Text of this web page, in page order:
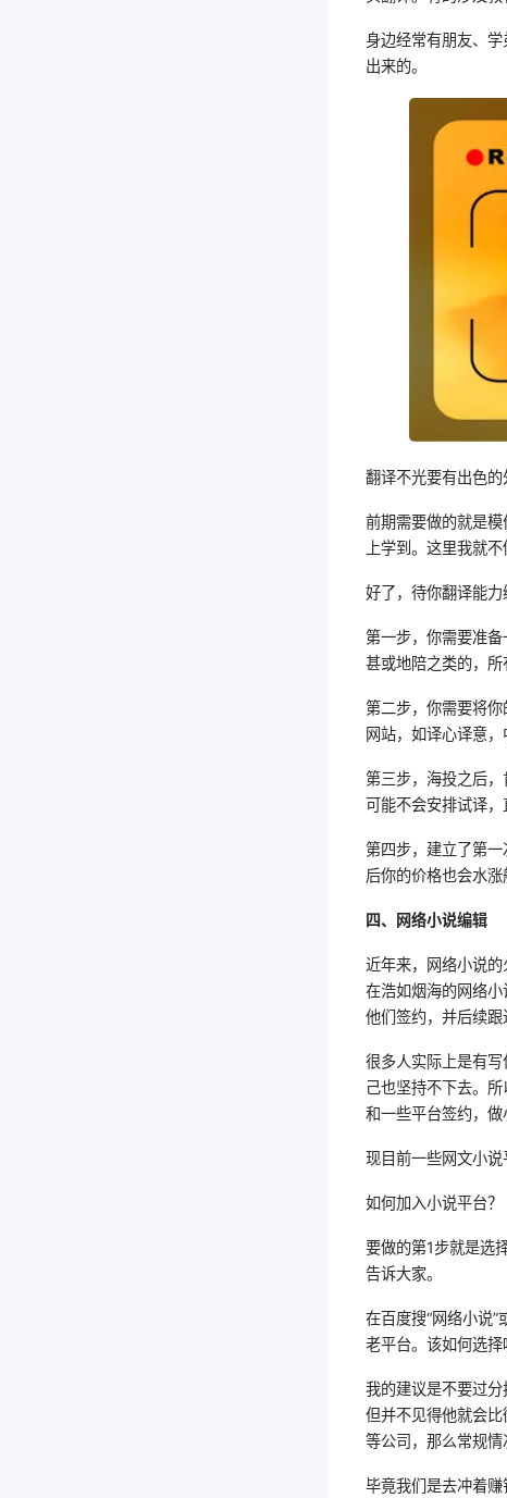
身边经常有朋友、
出来的。
翻译不光要有出色的
前期需要做的就是
上学到。这里我就不
好了，待你翻译能力
第一步，你需要准
甚或地陪之类的，所
第二步，你需要将
网站，如译心译意
第三步，海投之后
可能不会安排试译
第四步，建立了第
后你的价格也会水涨
四、网络小说编辑
近年来，网络小说
在浩如烟海的网络
他们签约，并后续跟
很多人实际上是有
己也坚持不下去。
和一些平台签约，做
现目前一些网文小
如何加入小说平台？
要做的第1步就是选
告诉大家。
在百度搜“网络小说
老平台。该如何选择
我的建议是不要过
但并不见得他就会
等公司，那么常规情
毕竟我们是去冲着